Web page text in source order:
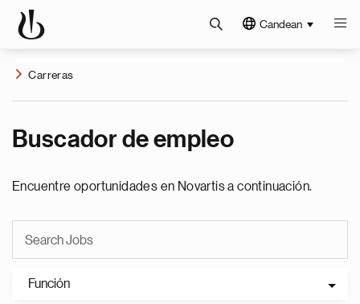
Candean
Carreras
Buscador de empleo
Encuentre oportunidades en Novartis a continuación.
Función